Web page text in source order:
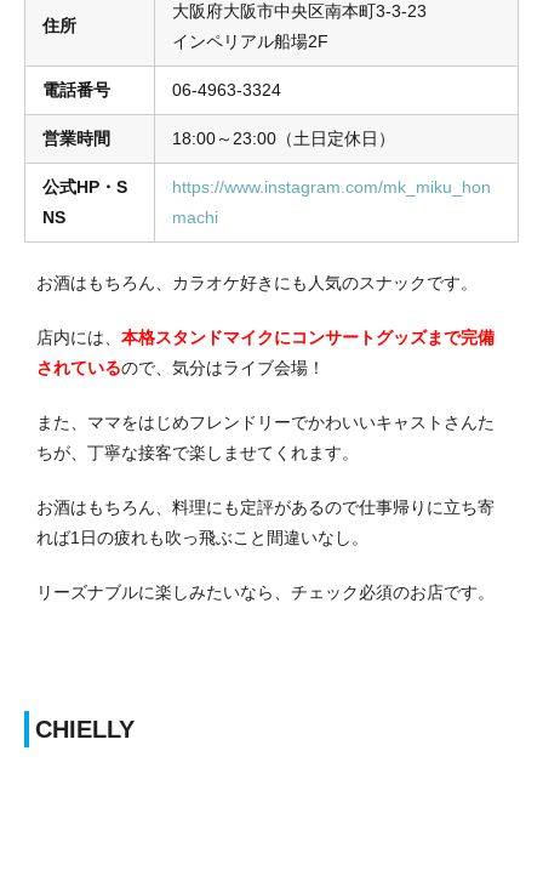
住所
大阪府大阪市中央区南本町3-3-23
インペリアル船場2F
電話番号 06-4963-3324
営業時間 18:00～23:00（土日定休日）
公式HP・S
NS
https://www.instagram.com/mk_miku_hon
machi
お酒はもちろん、カラオケ好きにも人気のスナックです。
店内には、 本格スタンドマイクにコンサートグッズまで完備
されているので、気分はライブ会場！
また、ママをはじめフレンドリーでかわいいキャストさんた
ちが、丁寧な接客で楽しませてくれます。
お酒はもちろん、料理にも定評があるので仕事帰りに立ち寄
れば1日の疲れも吹っ飛ぶこと間違いなし。
リーズナブルに楽しみたいなら、チェック必須のお店です。
CHIELLY